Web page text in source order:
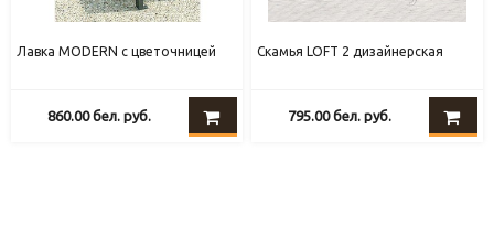
Лавка MODERN с цветочницей
860.00бел. руб.
Скамья LOFT 2 дизайнерская
795.00бел. руб.